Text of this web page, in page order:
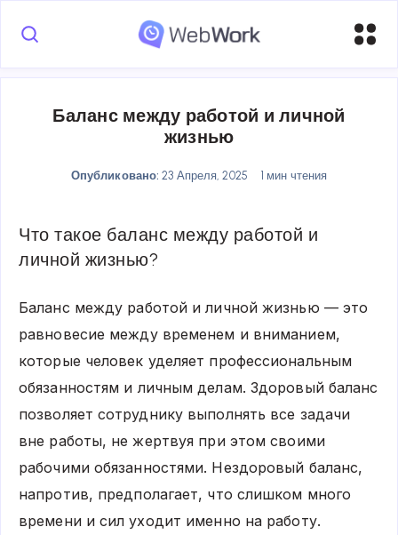
Баланс между работой и личной
жизнью
Опубликовано: 23 Апреля, 2025 1 мин чтения
Что такое баланс между работой и
личной жизнью?
Баланс между работой и личной жизнью — это
равновесие между временем и вниманием,
которые человек уделяет профессиональным
обязанностям и личным делам. Здоровый баланс
позволяет сотруднику выполнять все задачи
вне работы, не жертвуя при этом своими
рабочими обязанностями. Нездоровый баланс,
напротив, предполагает, что слишком много
времени и сил уходит именно на работу.